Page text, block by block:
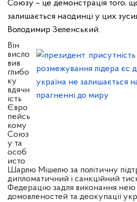
Союзу – це демонстрація того,
залишається наодинці у цих
Володимир Зеленський.
Він
висло
вив
глибо
ку
вдячн
ість
Євро
пейсь
кому
Союз
у та
особ
исто
Шарлю Мішелю за політичну
дипломатичний і санкційний
Федерацію задля виконання нею
домовленостей та деокупації